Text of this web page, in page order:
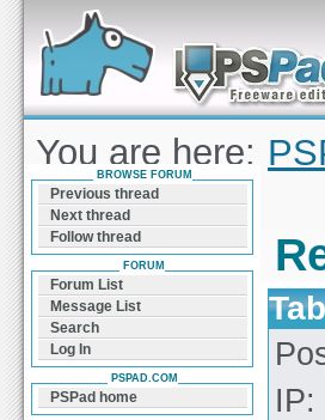
Forum can help you solve problems and
find a solution with PSPad for Microsoft
Windows
You are here:
Tabulátory
IP:
BROWSE FORUM
Previous thread
Next thread
Follow thread
FORUM
Forum List
Message List
Search
Log In
PSPAD.COM
PSPad home